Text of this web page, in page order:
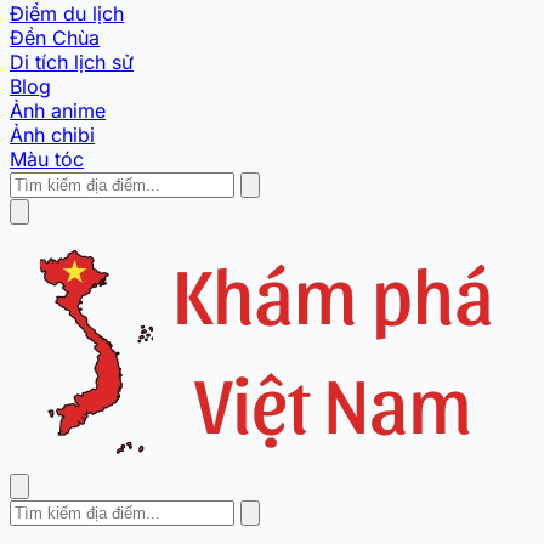
Điểm du lịch
Đền Chùa
Di tích lịch sử
Blog
Ảnh anime
Ảnh chibi
Màu tóc